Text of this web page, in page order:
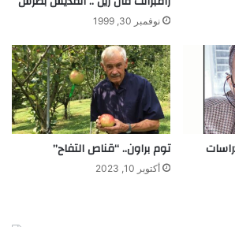
نوفمبر 30, 1999
توم براون.. “قناص التفاح”
أكتوبر 10, 2023